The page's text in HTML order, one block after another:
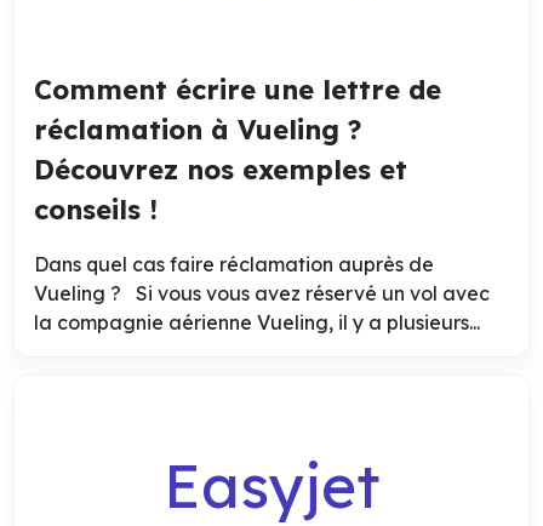
Comment écrire une lettre de
réclamation à Vueling ?
Découvrez nos exemples et
conseils !
Dans quel cas faire réclamation auprès de
Vueling ? Si vous vous avez réservé un vol avec
la compagnie aérienne Vueling, il y a plusieurs...
Easyjet